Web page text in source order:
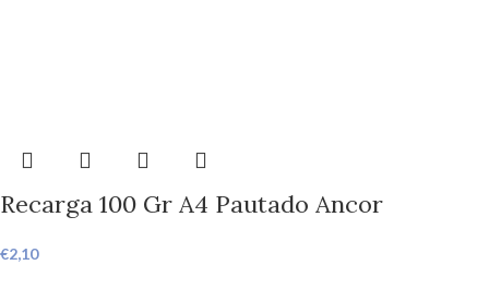
Recarga 100 Gr A4 Pautado Ancor
€2,10